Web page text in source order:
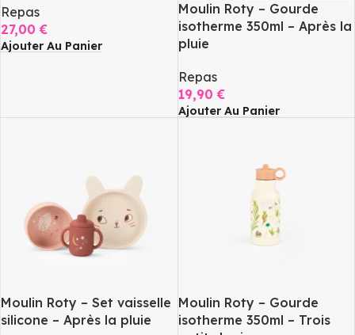
Repas
27,00€
Ajouter Au Panier
Moulin Roty – Gourde
isotherme 350ml – Après la
pluie
Repas
19,90€
Ajouter Au Panier
Moulin Roty – Set vaisselle
silicone – Après la pluie
Moulin Roty – Gourde
isotherme 350ml – Trois